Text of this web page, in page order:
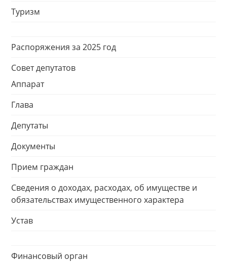
Туризм
Распоряжения за 2025 год
Совет депутатов
Аппарат
Глава
Депутаты
Документы
Прием граждан
Сведения о доходах, расходах, об имуществе и
обязательствах имущественного характера
Устав
Финансовый орган